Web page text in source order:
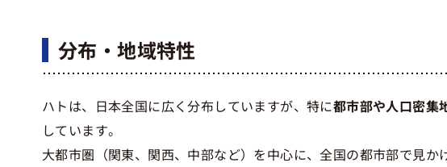
分布・地域特性
ハトは、日本全国に広く分布していますが、特に都市部や人口密集
しています。
大都市圏（関東、関西、中部など）を中心に、全国の都市部で見か